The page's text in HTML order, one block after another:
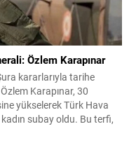
Özlem Karapınar
kararlarıyla tarihe
Karapınar, 30
yükselerek Türk Hava
subay oldu. Bu terfi,
güçlenmesi
toplantısında...